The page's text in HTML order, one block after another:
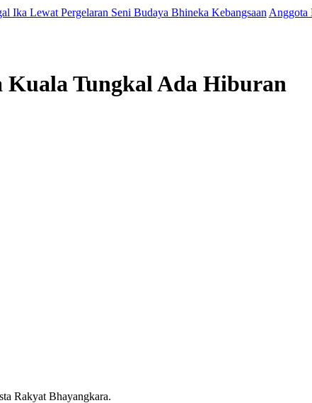
Pergelaran Seni Budaya Bhineka KebangsaanAnggota DPRD
Tungkal Ada Hiburan
Rakyat Bhayangkara.